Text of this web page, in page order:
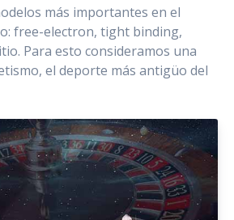
más importantes en el
free-electron, tight binding,
Para esto consideramos una
el deporte más antigüo del